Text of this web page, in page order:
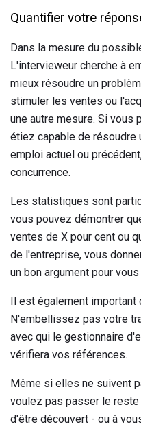
Quantifier votre
Dans la mesure du
L'intervieweur cherche à
mieux résoudre un
stimuler les ventes ou
une autre mesure. Si vous
étiez capable de résoudre
emploi actuel ou
concurrence.
Les statistiques sont
vous pouvez démontrer
ventes de X pour cent ou
de l'entreprise, vous
un bon argument pour
Il est également
N'embellissez pas votre
avec qui le gestionnaire
vérifiera vos références.
Même si elles ne suivent
voulez pas passer le
d'être découvert - ou à